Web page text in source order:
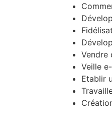
Vendre
Veille
Etablir